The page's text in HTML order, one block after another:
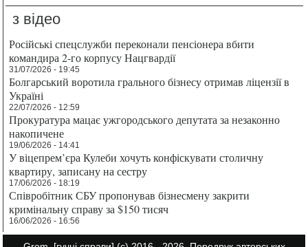
з відео
Російські спецслужби переконали пенсіонера вбити
командира 2-го корпусу Нацгвардії
31/07/2026 - 19:45
Болгарський воротила грального бізнесу отримав ліцензії в
Україні
22/07/2026 - 12:59
Прокуратура мацає ужгородського депутата за незаконно
накопичене
19/06/2026 - 14:41
У віцепрем’єра Кулеби хочуть конфіскувати столичну
квартиру, записану на сестру
17/06/2026 - 18:19
Співробітник СБУ пропонував бізнесмену закрити
кримінальну справу за $150 тисяч
16/06/2026 - 16:56